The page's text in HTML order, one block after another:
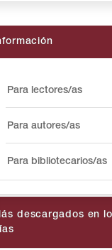
Para lectores/as
Para autores/as
Para bibliotecarios/as
descargados en